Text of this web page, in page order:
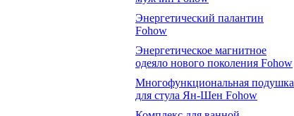
Энергетический палантин
Fohow
Энергетическое магнитное
одеяло нового поколения Fohow
Многофункциональная подушка
для стула Ян-Шен Fohow